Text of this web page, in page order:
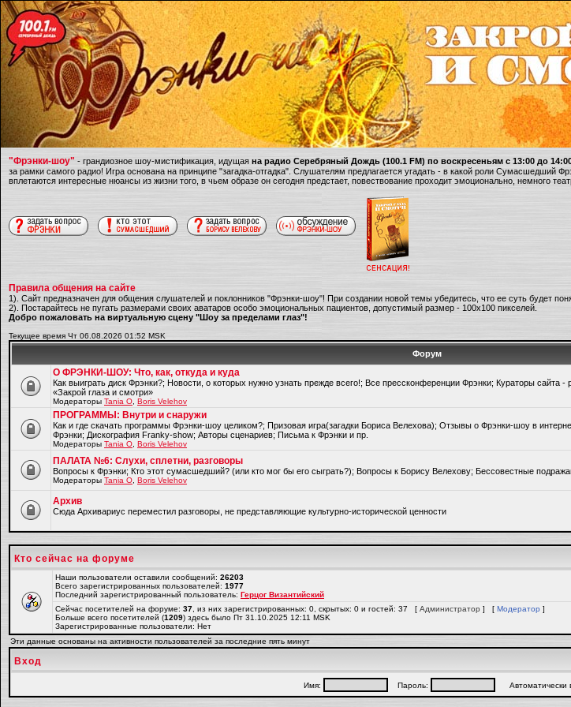
"Фрэнки-шоу" - грандиозное шоу-мистификация, идущая на радио Серебряный Дождь (100.1 FM) по воскресеньям с 13:00 до
за рамки самого радио! Игра основана на принципе "загадка-отгадка". Слушателям предлагается угадать - в какой роли Сумасшедший
вплетаются интересные нюансы из жизни того, в чьем образе он сегодня предстает, повествование проходит эмоционально, немного
Правила общения на сайте
1). Сайт предназначен для общения слушателей и поклонников "Фрэнки-шоу"! При создании новой темы убедитесь, что ее суть будет
2). Постарайтесь не пугать размерами своих аватаров особо эмоциональных пациентов, допустимый размер - 100х100 пикселей.
Добро пожаловать на виртуальную сцену "Шоу за пределами глаз"!
Текущее время Чт 06.08.2026 01:52 MSK
Форум
О ФРЭНКИ-ШОУ: Что, как, откуда и куда
Как выиграть диск Фрэнки?; Новости, о которых нужно узнать прежде всего!; Все прессконференции Фрэнки; Кураторы сайта
«Закрой глаза и смотри»
Модераторы Tania O Boris Velehov
ПРОГРАММЫ: Внутри и снаружи
Как и где скачать программы Фрэнки-шоу целиком?; Призовая игра(загадки Бориса Велехова); Отзывы о Фрэнки-шоу в
Фрэнки; Дискография Franky-show; Авторы сценариев; Письма к Фрэнки и пр.
Модераторы Tania O Boris Velehov
ПАЛАТА №6: Слухи, сплетни, разговоры
Вопросы к Фрэнки; Кто этот сумасшедший? (или кто мог бы его сыграть?); Вопросы к Борису Велехову; Бессовестные
Модераторы Tania O Boris Velehov
Архив
Cюда Архивариус переместил разговоры, не представляющие культурно-исторической ценности
Кто сейчас на форуме
Наши пользователи оставили сообщений: 26203
Всего зарегистрированных пользователей: 1977
Последний зарегистрированный пользователь: Герцог Византийский
Сейчас посетителей на форуме: 37 , из них зарегистрированных: 0, скрытых: 0 и гостей: 37 [ Администратор ] [ Модератор ]
Больше всего посетителей (1209) здесь было Пт 31.10.2025 12:11 MSK
Зарегистрированные пользователи: Нет
Эти данные основаны на активности пользователей за последние пять минут
Вход
Имя: Пароль: Автоматически